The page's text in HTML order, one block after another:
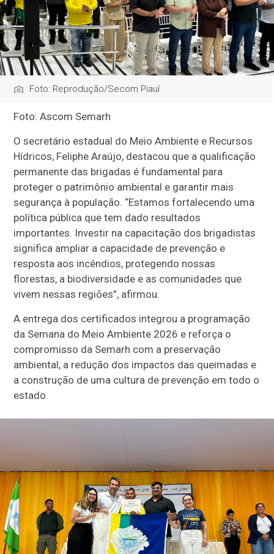
Foto: Reprodução/Secom Piauí
Foto: Ascom Semarh
O secretário estadual do Meio Ambiente e Recursos
Hídricos, Feliphe Araújo, destacou que a qualificação
permanente das brigadas é fundamental para
proteger o patrimônio ambiental e garantir mais
segurança à população. “Estamos fortalecendo uma
política pública que tem dado resultados
importantes. Investir na capacitação dos brigadistas
significa ampliar a capacidade de prevenção e
resposta aos incêndios, protegendo nossas
florestas, a biodiversidade e as comunidades que
vivem nessas regiões”, afirmou.
A entrega dos certificados integrou a programação
da Semana do Meio Ambiente 2026 e reforça o
compromisso da Semarh com a preservação
ambiental, a redução dos impactos das queimadas e
a construção de uma cultura de prevenção em todo o
estado.